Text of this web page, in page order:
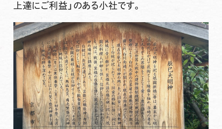
上達にご利益」のある小社です。